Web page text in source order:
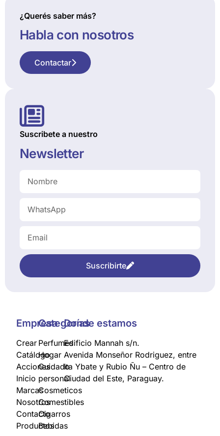
¿Querés saber más?
Habla con nosotros
Contactar
Suscribete a nuestro
Newsletter
Suscribirte
Empresa
Crear
Catálogo
Acciones
Inicio
Marcas
Nosotros
Contacto
Productos
Categorías
Perfumes
Hogar
Cuidado
personal
Cosmeticos
Comestibles
Cigarros
Bebidas
Donde estamos
Edificio Mannah s/n.
Avenida Monseñor Rodriguez, entre
Ita Ybate y Rubio Ñu – Centro de
Ciudad del Este, Paraguay.